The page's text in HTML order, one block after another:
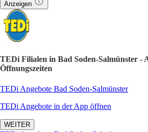
Anzeigen
TEDi Filialen in Bad Soden-Salmünster -
Öffnungszeiten
TEDi Angebote Bad Soden-Salmünster
TEDi Angebote in der App öffnen
WEITER